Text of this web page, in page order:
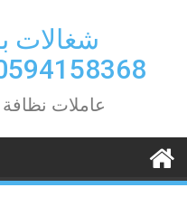
شغالات
0581440346
عاملات نظافة جده